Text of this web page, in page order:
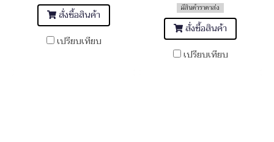
สั่งซื้อสินค้า
เปรียบเทียบ
มีสินค้าราคาส่ง
สั่งซื้อสินค้า
เปรียบเทียบ